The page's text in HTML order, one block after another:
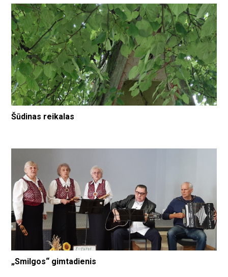
Šūdinas reikalas
„Smilgos“ gimtadienis